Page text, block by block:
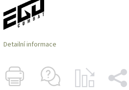
Detailní informace